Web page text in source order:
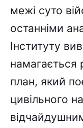
межі суто
останніми
Інституту
намагається
план, який
цивільного